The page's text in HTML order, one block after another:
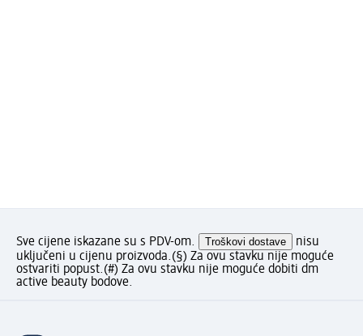
Sve cijene iskazane su s PDV-om. Troškovi dostave
nisu
uključeni u cijenu proizvoda.(§) Za ovu stavku nije moguće
ostvariti popust.(#) Za ovu stavku nije moguće dobiti dm
active beauty bodove.